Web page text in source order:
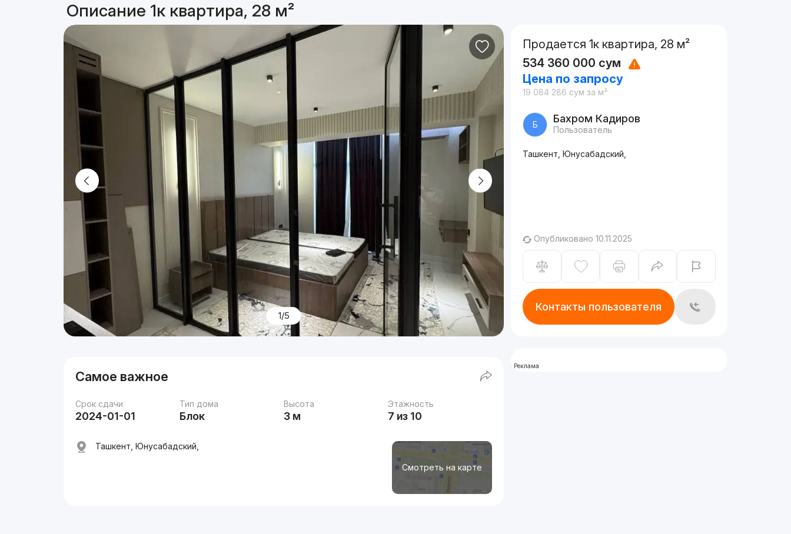
Описание 1к квартира, 28 м²
1/5
Самое важное
Срок сдачи
2024-01-01
Тип дома
Блок
Высота
3 м
Этажность
7 из 10
Смотреть на карте
Ташкент, Юнусабадский,
Продается 1к квартира, 28 м²
534 360 000 сум
Цена по запросу
19 084 286 сум за м²
Б Бахром Кадиров
Пользователь
Ташкент, Юнусабадский,
Опубликовано 10.11.2025
Контакты пользователя
Реклама